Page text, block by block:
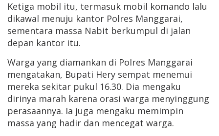
Ketiga mobil itu, termasuk mobil komando lalu
dikawal menuju kantor Polres Manggarai,
sementara massa Nabit berkumpul di jalan
depan kantor itu.
Warga yang diamankan di Polres Manggarai
mengatakan, Bupati Hery sempat menemui
mereka sekitar pukul 16.30. Dia mengaku
dirinya marah karena orasi warga menyinggung
perasaannya. Ia juga mengaku memimpin
massa yang hadir dan mencegat warga.